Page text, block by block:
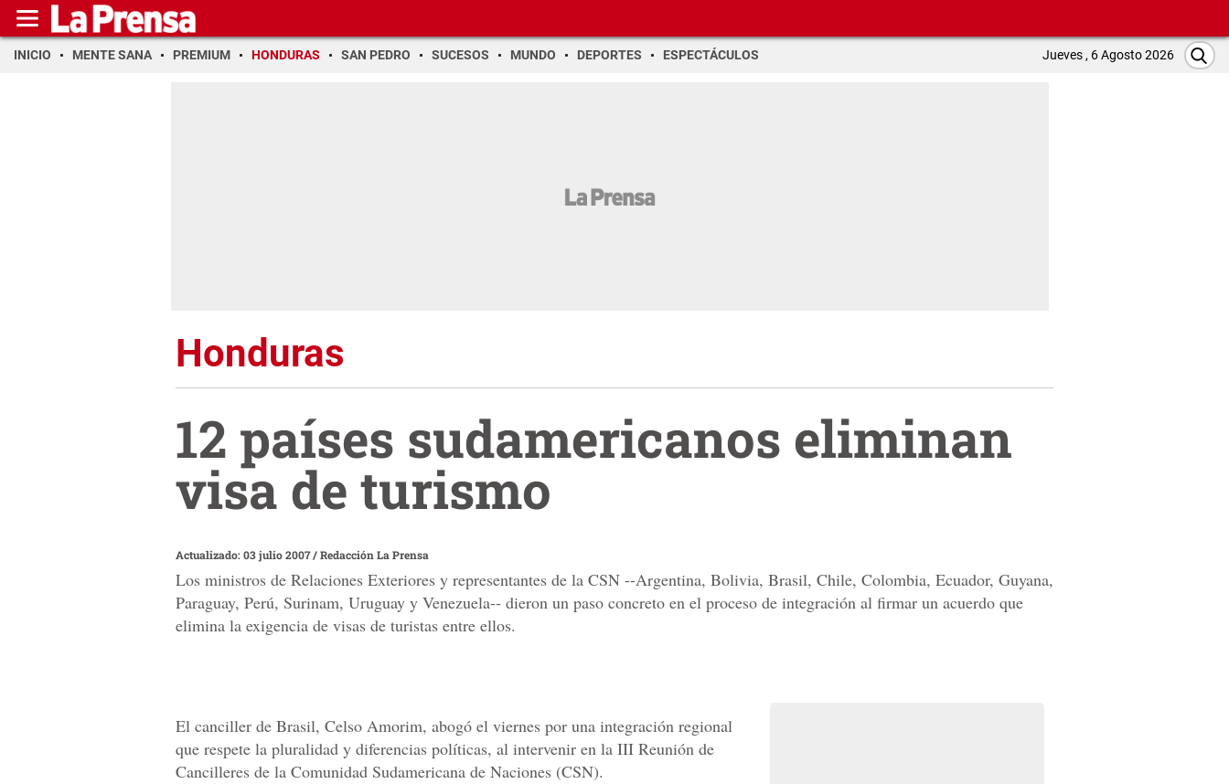
INICIO MENTE SANA PREMIUM HONDURAS SAN PEDRO SUCESOS MUNDO DEPORTES ESPECTÁCULOS Jueves , 6 Agosto 2026
Honduras
12 países sudamericanos eliminan
visa de turismo
Actualizado: 03 julio 2007/Redacción La Prensa
Los ministros de Relaciones Exteriores y representantes de la CSN --Argentina, Bolivia, Brasil, Chile, Colombia, Ecuador, Guyana,
Paraguay, Perú, Surinam, Uruguay y Venezuela-- dieron un paso concreto en el proceso de integración al firmar un acuerdo que
elimina la exigencia de visas de turistas entre ellos.
El canciller de Brasil, Celso Amorim, abogó el viernes por una integración regional
que respete la pluralidad y diferencias políticas, al intervenir en la III Reunión de
Cancilleres de la Comunidad Sudamericana de Naciones (CSN).